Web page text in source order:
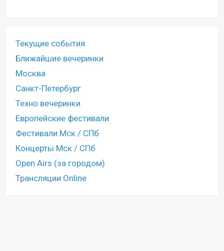
Текущие события
Ближайшие вечеринки
Москва
Санкт-Петербург
Техно вечеринки
Европейские фестивали
Фестивали Мск / СПб
Концерты Мск / СПб
Open Airs (за городом)
Трансляции Online